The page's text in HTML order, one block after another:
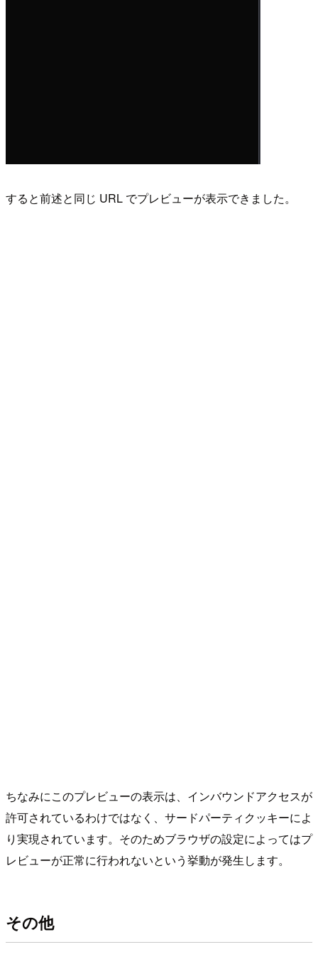
すると前述と同じ URL でプレビューが表示できました。
ちなみにこのプレビューの表示は、インバウンドアクセスが
許可されているわけではなく、サードパーティクッキーによ
り実現されています。そのためブラウザの設定によってはプ
レビューが正常に行われないという挙動が発生します。
その他